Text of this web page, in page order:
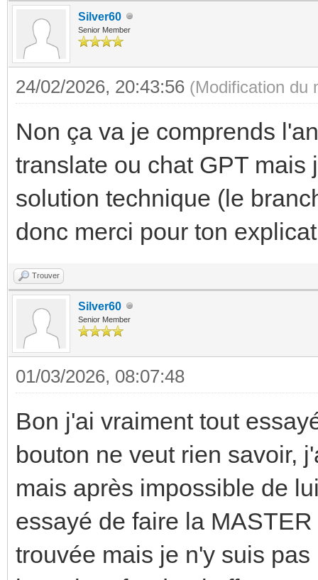
Silver60
Senior Member
24/02/2026, 20:43:56 (Modification du
Non ça va je comprends
translate ou chat GPT
solution technique (le
donc merci pour ton
Trouver
Silver60
Senior Member
01/03/2026, 08:07:48
Bon j'ai vraiment tout
bouton ne veut rien savoir,
mais après impossible de
essayé de faire la
trouvée mais je n'y suis